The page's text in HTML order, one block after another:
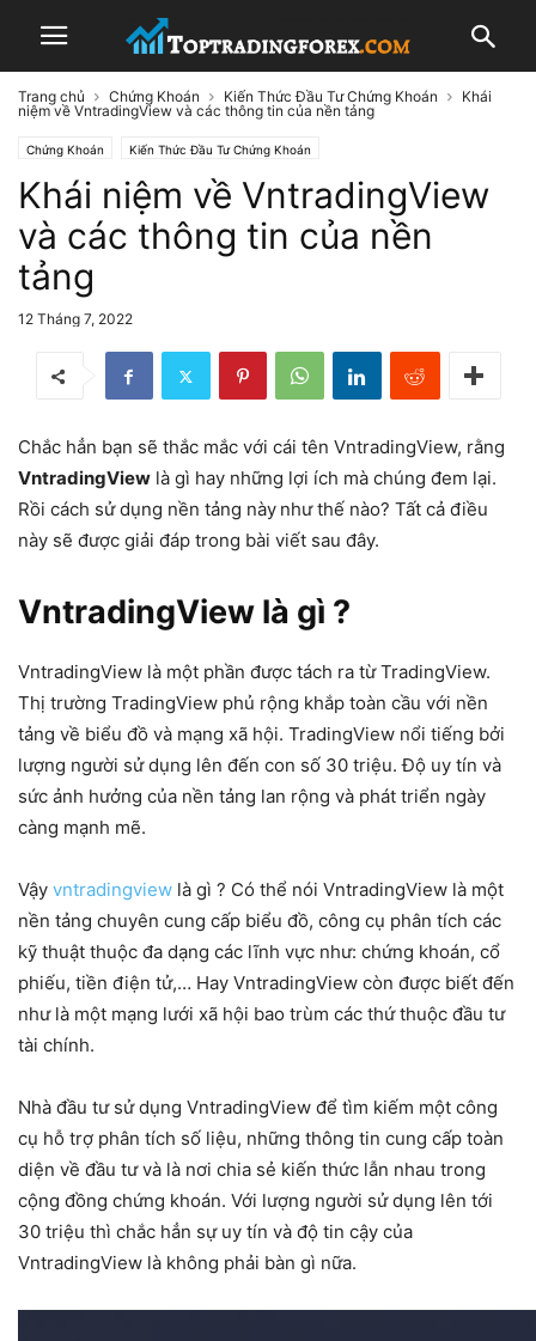
Trang chủ Chứng Khoán Kiến Thức Đầu Tư Chứng Khoán
Khái
niệm về VntradingView và các thông tin của nền tảng
Chứng Khoán Kiến Thức Đầu Tư Chứng Khoán
Khái niệm về VntradingView
và các thông tin của nền
tảng
12 Tháng 7, 2022
Chắc hẳn bạn sẽ thắc mắc với cái tên VntradingView, rằng
VntradingView là gì hay những lợi ích mà chúng đem lại.
Rồi cách sử dụng nền tảng này như thế nào? Tất cả điều
này sẽ được giải đáp trong bài viết sau đây.
VntradingView là gì ?
VntradingView là một phần được tách ra từ TradingView.
Thị trường TradingView phủ rộng khắp toàn cầu với nền
tảng về biểu đồ và mạng xã hội. TradingView nổi tiếng bởi
lượng người sử dụng lên đến con số 30 triệu. Độ uy tín và
sức ảnh hưởng của nền tảng lan rộng và phát triển ngày
càng mạnh mẽ.
Vậy vntradingview là gì ? Có thể nói VntradingView là một
nền tảng chuyên cung cấp biểu đồ, công cụ phân tích các
kỹ thuật thuộc đa dạng các lĩnh vực như: chứng khoán, cổ
phiếu, tiền điện tử,… Hay VntradingView còn được biết đến
như là một mạng lưới xã hội bao trùm các thứ thuộc đầu tư
tài chính.
Nhà đầu tư sử dụng VntradingView để tìm kiếm một công
cụ hỗ trợ phân tích số liệu, những thông tin cung cấp toàn
diện về đầu tư và là nơi chia sẻ kiến thức lẫn nhau trong
cộng đồng chứng khoán. Với lượng người sử dụng lên tới
30 triệu thì chắc hẳn sự uy tín và độ tin cậy của
VntradingView là không phải bàn gì nữa.